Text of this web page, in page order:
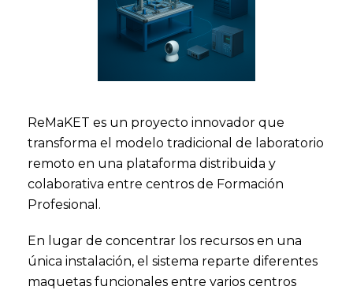
ReMaKET es un proyecto innovador que
transforma el modelo tradicional de laboratorio
remoto en una plataforma distribuida y
colaborativa entre centros de Formación
Profesional.
En lugar de concentrar los recursos en una
única instalación, el sistema reparte diferentes
maquetas funcionales entre varios centros